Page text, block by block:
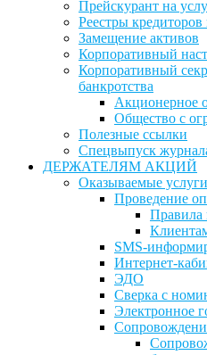
Прейскурант на
Реестры
Замещение активов
Корпоративный
Корпоративный
банкротства
Акционерное
Общество с
Полезные ссылки
Спецвыпуск
ДЕРЖАТЕЛЯМ АКЦИЙ
Оказываемые услуги
Проведение
Правила
SMS-
Интернет-
ЭДО
Сверка с
Электронное